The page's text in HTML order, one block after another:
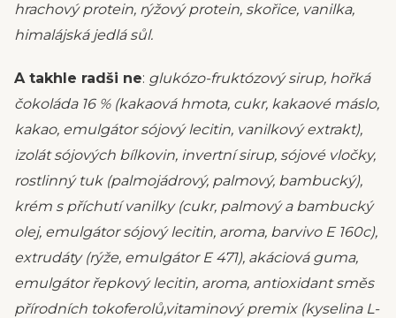
hrachový protein, rýžový protein, skořice, vanilka,
himalájská jedlá sůl.
A takhle radši ne: glukózo-fruktózový sirup, hořká
čokoláda 16 % (kakaová hmota, cukr, kakaové máslo,
kakao, emulgátor sójový lecitin, vanilkový extrakt),
izolát sójových bílkovin, invertní sirup, sójové vločky,
rostlinný tuk (palmojádrový, palmový, bambucký),
krém s příchutí vanilky (cukr, palmový a bambucký
olej, emulgátor sójový lecitin, aroma, barvivo E 160c),
extrudáty (rýže, emulgátor E 471), akáciová guma,
emulgátor řepkový lecitin, aroma, antioxidant směs
přírodních tokoferolů,vitaminový premix (kyselina L-